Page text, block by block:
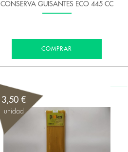
CONSERVA GUISANTES ECO 445 CC
COMPRAR
3,50 €
unidad